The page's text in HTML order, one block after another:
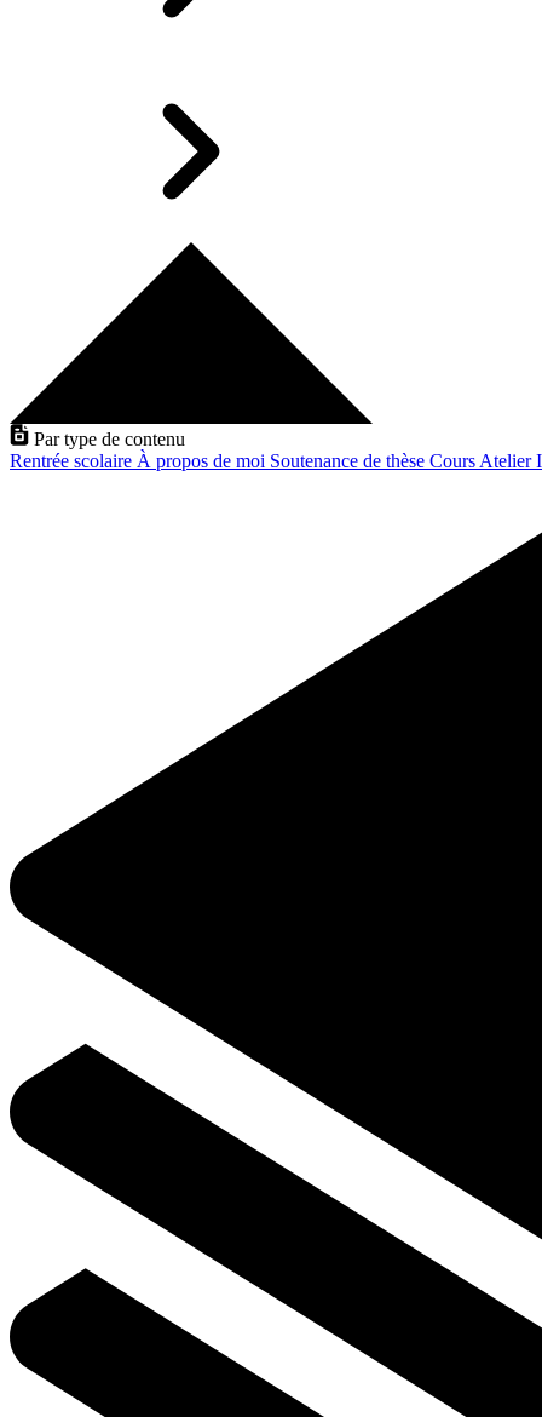
Par type de contenu
Rentrée scolaire À propos de moi Soutenance de thèse Cours Atelier